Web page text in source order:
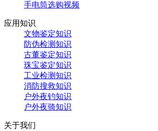
手电筒选购视频
应用知识
文物鉴定知识
防伪检测知识
古董鉴定知识
珠宝鉴定知识
工业检测知识
消防搜救知识
户外夜钓知识
户外夜骑知识
关于我们